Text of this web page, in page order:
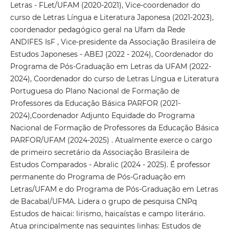
Letras - FLet/UFAM (2020-2021), Vice-coordenador do
curso de Letras Língua e Literatura Japonesa (2021-2023),
coordenador pedagógico geral na Ufam da Rede
ANDIFES IsF , Vice-presidente da Associação Brasileira de
Estudos Japoneses - ABEJ (2022 - 2024), Coordenador do
Programa de Pós-Graduação em Letras da UFAM (2022-
2024), Coordenador do curso de Letras Língua e Literatura
Portuguesa do Plano Nacional de Formação de
Professores da Educação Básica PARFOR (2021-
2024),Coordenador Adjunto Equidade do Programa
Nacional de Formação de Professores da Educação Básica
PARFOR/UFAM (2024-2025) . Atualmente exerce o cargo
de primeiro secretário da Associação Brasileira de
Estudos Comparados - Abralic (2024 - 2025). É professor
permanente do Programa de Pós-Graduação em
Letras/UFAM e do Programa de Pós-Graduação em Letras
de Bacabal/UFMA. Lidera o grupo de pesquisa CNPq
Estudos de haicai: lirismo, haicaístas e campo literário.
Atua principalmente nas seguintes linhas: Estudos de